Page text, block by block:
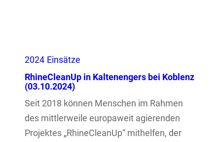
2024 Einsätze
RhineCleanUp in Kaltenengers bei Koblenz
(03.10.2024)
Seit 2018 können Menschen im Rahmen
des mittlerweile europaweit agierenden
Projektes „RhineCleanUp“ mithelfen, der